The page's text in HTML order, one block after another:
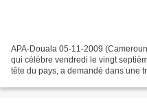
APA-Douala 05-11-2009
qui célèbre vendredi le vingt
tête du pays, a demandé dans une